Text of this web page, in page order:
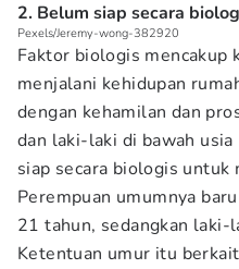
2. Belum siap secara
Pexels/Jeremy-wong-382920
Faktor biologis mencakup
menjalani kehidupan
dengan kehamilan dan
dan laki-laki di bawah
siap secara biologis untuk
Perempuan umumnya
21 tahun, sedangkan laki-
Ketentuan umur itu